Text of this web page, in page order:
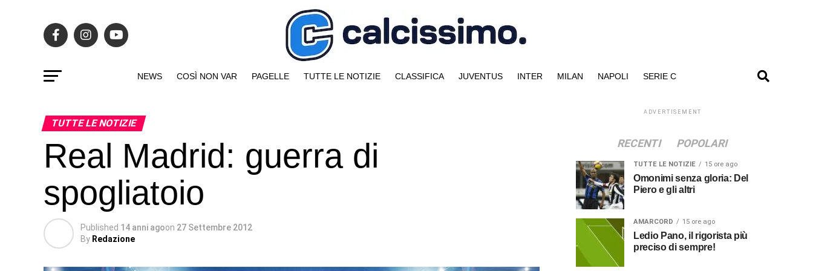
NEWS COSÌ NON VAR PAGELLE TUTTE LE NOTIZIE CLASSIFICA JUVENTUS INTER MILAN NAPOLI SERIE C
TUTTE LE NOTIZIE
Real Madrid: guerra di
spogliatoio
Published 14 anni agoon 27 Settembre 2012
By Redazione
ADVERTISEMENT
RECENTI POPOLARI
TUTTE LE NOTIZIE 15 ore ago
Omonimi senza gloria: Del
Piero e gli altri
AMARCORD 15 ore ago
Ledio Pano, il rigorista più
preciso di sempre!